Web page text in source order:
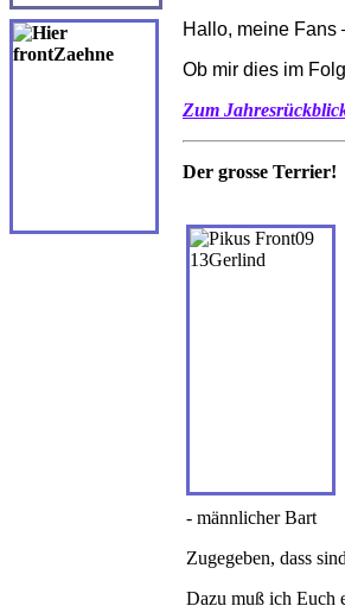
Hallo, meine Fans
Ob mir dies im
Zum
Der grosse Terrier!
- männlicher Bart
Zugegeben, dass
Dazu muß ich Euch